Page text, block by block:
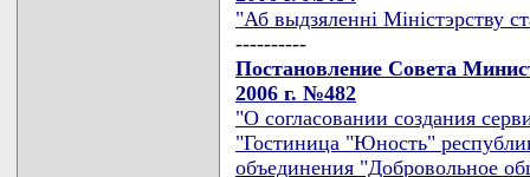
"Аб выдзяленнi Мiнiстэрству
----------
Постановление Совета
2006 г. №482
"О согласовании создания
"Гостиница "Юность"
объединения "Добровольное